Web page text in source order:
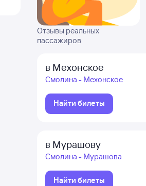
Отзывы реальных
пассажиров
в Мехонское
Смолина - Мехонское
Найти билеты
в Мурашову
Смолина - Мурашова
Найти билеты